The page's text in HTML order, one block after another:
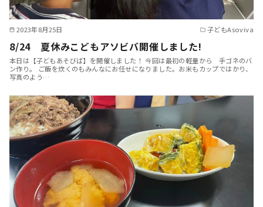
2023年8月25日 子どもAsoviva
8/24 夏休みこどもアソビバ開催しました!
本日は【子どもあそびば】を開催しました！ 今回は最初の軽量から 手ゴネのバ
ン作り。 ご飯を炊くのもみんなにお任せになりました。お米もカップではかり、
写真のよう…